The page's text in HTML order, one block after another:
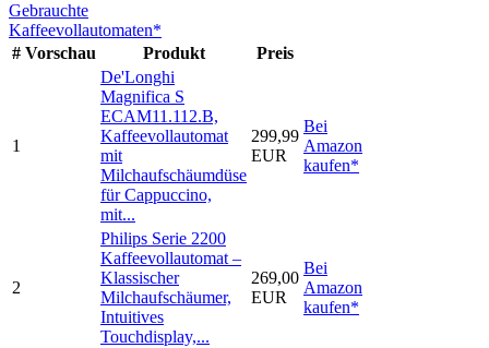
Gebrauchte
Kaffeevollautomaten*
# Vorschau Produkt Preis
1
De'Longhi
Magnifica S
ECAM11.112.B,
Kaffeevollautomat
mit
Milchaufschäumdüse
für Cappuccino,
mit...
299,99
EUR
Bei
Amazon
kaufen*
2
Philips Serie 2200
Kaffeevollautomat –
Klassischer
Milchaufschäumer,
Intuitives
Touchdisplay,...
269,00
EUR
Bei
Amazon
kaufen*